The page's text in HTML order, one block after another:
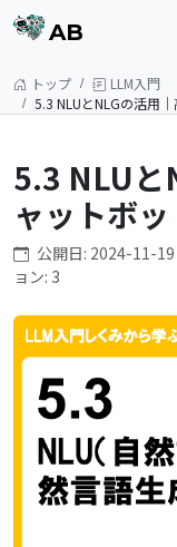
AB
トップ
LLM入門
5.3 NLUとNLGの活用
5.3 NLUと
ャットボ
公開日: 2024-11-19
ョン: 3